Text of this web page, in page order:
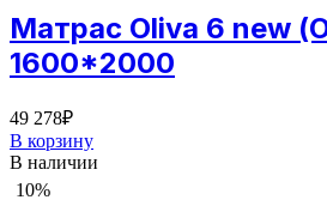
Матрас Oliva 6 new
1600*2000
49 278₽
В корзину
В наличии
10%